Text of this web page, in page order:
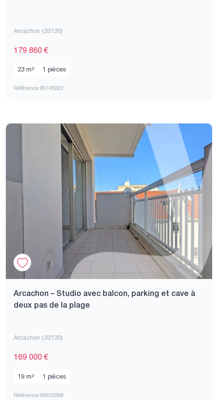
Arcachon (33120)
179 860 €
23 m² 1 pièces
Référence 86145322
Arcachon – Studio avec balcon, parking et cave à
deux pas de la plage
Arcachon (33120)
169 000 €
19 m² 1 pièces
Référence 86855388